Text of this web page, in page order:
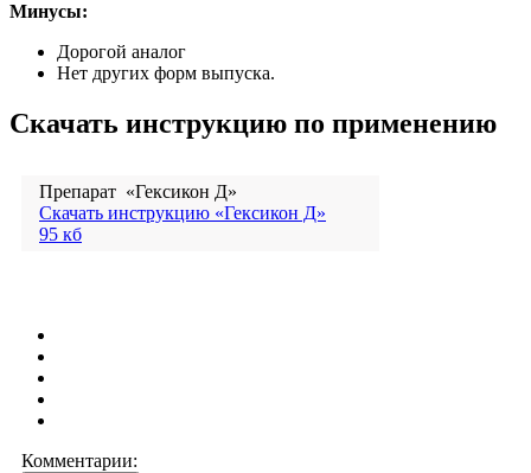
Минусы:
Дорогой аналог
Нет других форм выпуска.
Скачать инструкцию по применению
Препарат «Гексикон Д»
Скачать инструкцию «Гексикон Д»
95 кб
Комментарии: